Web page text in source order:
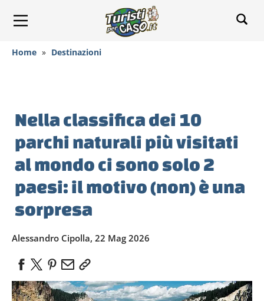
Home » Destinazioni
Nella classifica dei 10
parchi naturali più visitati
al mondo ci sono solo 2
paesi: il motivo (non) è una
sorpresa
Alessandro Cipolla, 22 Mag 2026